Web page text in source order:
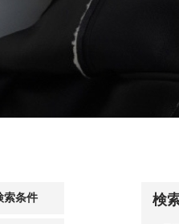
索条件 検